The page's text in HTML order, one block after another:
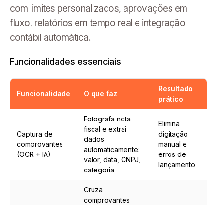
com limites personalizados, aprovações em
fluxo, relatórios em tempo real e integração
contábil automática.
Funcionalidades essenciais
Funcionalidade O que faz
Resultado
prático
Captura de
comprovantes
(OCR + IA)
Fotografa nota
fiscal e extrai
dados
automaticamente:
valor, data, CNPJ,
categoria
Elimina
digitação
manual e
erros de
lançamento
Cruza
comprovantes